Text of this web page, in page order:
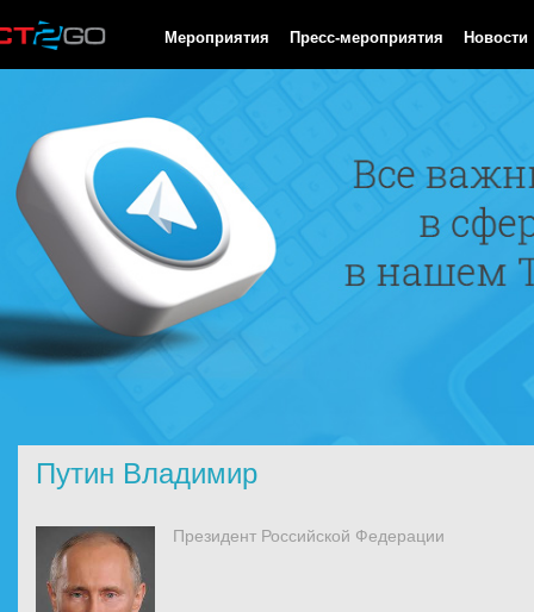
Мероприятия Пресс-мероприятия Новости
Путин Владимир
Президент Российской Федерации